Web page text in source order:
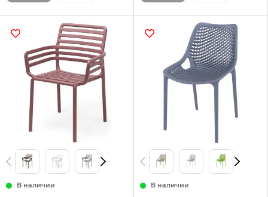
В наличии В наличии